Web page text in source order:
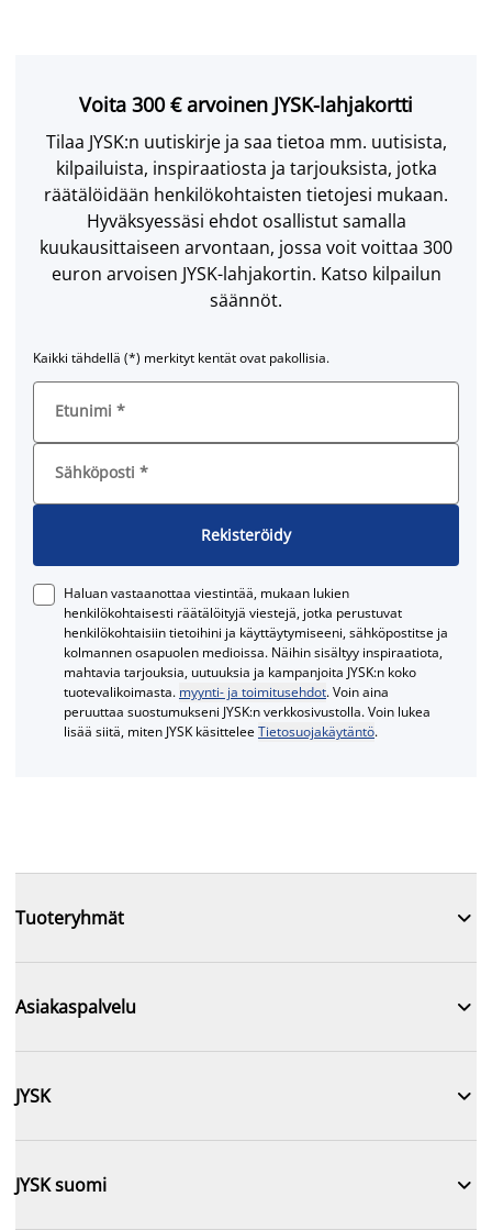
Voita 300 € arvoinen JYSK-lahjakortti
Tilaa JYSK:n uutiskirje ja saa tietoa mm. uutisista,
kilpailuista, inspiraatiosta ja tarjouksista, jotka
räätälöidään henkilökohtaisten tietojesi mukaan.
Hyväksyessäsi ehdot osallistut samalla
kuukausittaiseen arvontaan, jossa voit voittaa 300
euron arvoisen JYSK-lahjakortin. Katso kilpailun
säännöt.
Kaikki tähdellä (*) merkityt kentät ovat pakollisia.
Etunimi *
Sähköposti *
Rekisteröidy
Haluan vastaanottaa viestintää, mukaan lukien
henkilökohtaisesti räätälöityjä viestejä, jotka perustuvat
henkilökohtaisiin tietoihini ja käyttäytymiseeni, sähköpostitse ja
kolmannen osapuolen medioissa. Näihin sisältyy inspiraatiota,
mahtavia tarjouksia, uutuuksia ja kampanjoita JYSK:n koko
tuotevalikoimasta. myynti- ja toimitusehdot. Voin aina
peruuttaa suostumukseni JYSK:n verkkosivustolla. Voin lukea
lisää siitä, miten JYSK käsitteleeTietosuojakäytäntö.
Tuoteryhmät 
Asiakaspalvelu 
JYSK 
JYSK suomi 